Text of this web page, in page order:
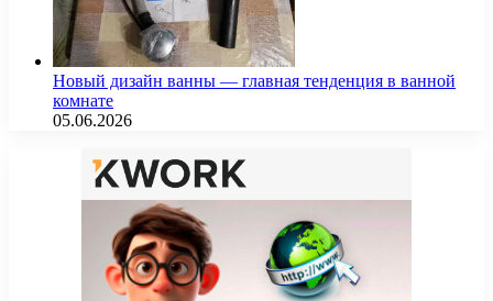
Новый дизайн ванны — главная тенденция в ванной
комнате
05.06.2026